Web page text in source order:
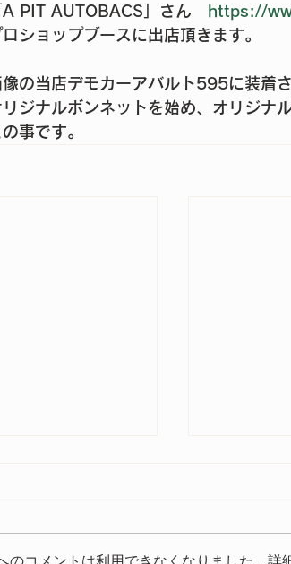
A PIT AUTOBACS」さん
https://
ロショップブースに出店頂きます。
像の当店デモカーアバルト595に装着
リジナルボンネットを始め、オリジナ
の事です。
とうござ